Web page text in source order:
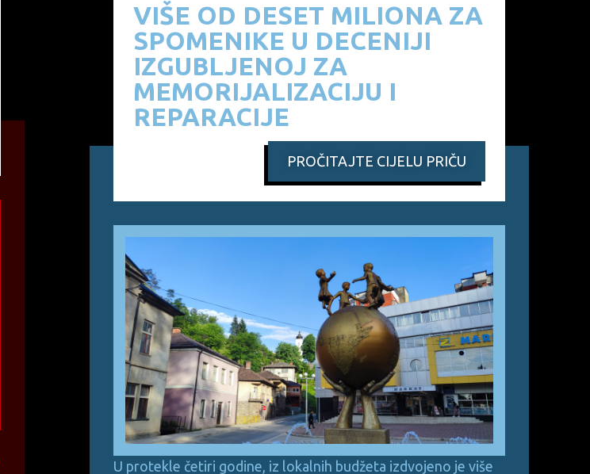
VIŠE OD DESET MILIONA ZA
SPOMENIKE U DECENIJI
IZGUBLJENOJ ZA
MEMORIJALIZACIJU I
REPARACIJE
PROČITAJTE CIJELU PRIČU
U protekle četiri godine, iz lokalnih budžeta izdvojeno je više